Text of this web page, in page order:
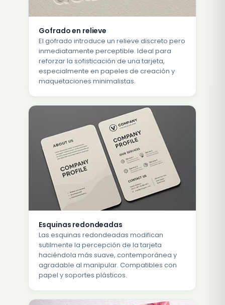
Gofrado en relieve
El gofrado introduce un relieve discreto pero
inmediatamente perceptible. Ideal para
reforzar la sofisticación de una tarjeta,
especialmente en papeles de creación y
maquetaciones minimalistas.
Esquinas redondeadas
Las esquinas redondeadas modifican
sutilmente la percepción de la tarjeta
haciéndola más suave, contemporánea y
agradable al manipular. Compatibles con
papel y soportes plásticos.